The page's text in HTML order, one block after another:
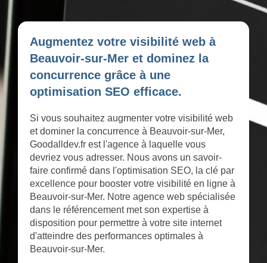
Augmentez votre visibilité web à
Beauvoir-sur-Mer et dominez la
concurrence grâce à une
optimisation SEO efficace.
Si vous souhaitez augmenter votre visibilité web
et dominer la concurrence à Beauvoir-sur-Mer,
Goodalldev.fr est l'agence à laquelle vous
devriez vous adresser. Nous avons un savoir-
faire confirmé dans l'optimisation SEO, la clé par
excellence pour booster votre visibilité en ligne à
Beauvoir-sur-Mer. Notre agence web spécialisée
dans le référencement met son expertise à
disposition pour permettre à votre site internet
d'atteindre des performances optimales à
Beauvoir-sur-Mer.